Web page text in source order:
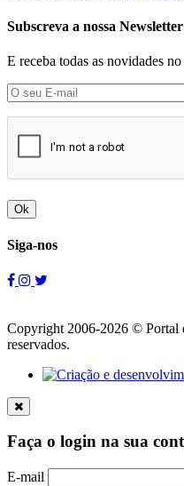
Subscreva a nossa Newsletter
E receba todas as novidades
Ok
Siga-nos
Copyright 2006-2026 © Portal
reservados.
Faça o login na sua
E-mail